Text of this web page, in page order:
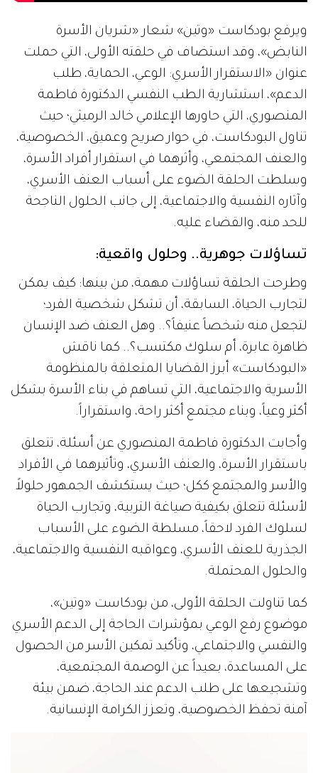
ويرفع بودكاست «وتين» شعار «شريان الأسرة
النابض»، وقد استضاف في حلقته الأولى، التي حملت
عنوان «الاستقرار الأسري: الوعي، الحماية، طلب
الدعم»، استشارية الطب النفسي الدكتورة فاطمة
المنصوري، التي حاورها الإعلامي خالد الرميثي؛ حيث
تناول البودكاست، في حوار صريح وعميق، الخصوصية،
والعنف المجتمعي، وأثرهما في استقرار أفراد الأسرة،
وسلطت الحلقة الضوء على أسباب العنف الأسري،
وآثاره النفسية والاجتماعية، إلى جانب الحلول الناجحة
للحد منه، والقضاء عليه.
تساؤلات جوهرية.. وحلول واقعية:
وطرحت الحلقة تساؤلات مهمة، من بينها: كيف يمكن
لتجارب الحياة، السابقة، أن تشكل شخصية الفرد؛
لتجعل منه شخصاً عنيفاً؟.. وهل العنف ضد الإنسان
ظاهرة عابرة، أم سلوك مكتسب؟.. كما ناقش
«البودكاست» أبرز القضايا المتعلقة بالمنظومة
الأسرية والاجتماعية، التي تساهم في بناء الأسرة بشكل
أكثر وعياً، وبناء مجتمع أكثر راحة، واستقراراً.
وأجابت الدكتورة فاطمة المنصوري عن أسئلة، تتعلق
باستقرار الأسرة، والعنف الأسري، وتأثيرهما في الأفراد
والأسر والمجتمع ككل؛ حيث يستكشف الجمهور حلولاً
لأسئلة تتعلق بكيفية صياغة التربية، وتجارب الحياة
لسلوك الفرد لاحقاً، مسلطة الضوء على الأسباب
الجذرية للعنف الأسري، وعواقبه النفسية والاجتماعية،
والحلول المحتملة.
كما تناولت الحلقة الأولى، من بودكاست «وتين»،
موضوع رفع الوعي بمؤشرات الحاجة إلى الدعم الأسري
والنفسي والاجتماعي، وتأكيد تمكين الأسر من الحصول
على المساعدة، بعيداً عن الوصمة المجتمعية،
وتشجيعها على طلب الدعم عند الحاجة، ضمن بيئة
آمنة تحفظ الخصوصية، وتعزز الكرامة الإنسانية.